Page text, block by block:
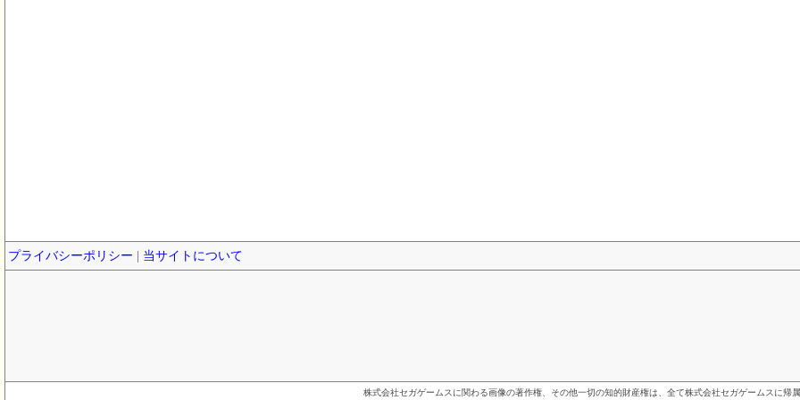
プライバシーポリシー 当サイトについて
株式会社セガゲームスに関わる画像の著作権、その他一切の知的財産権は、全て株式会社セガゲームスに帰属